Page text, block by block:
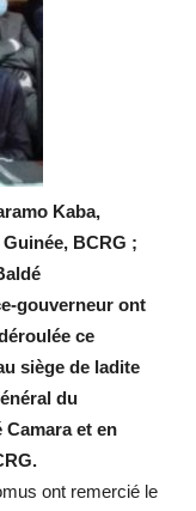
Kaba,
BCRG ;
gouverneur ont
ce
siège de ladite
du
et en
ont remercié le